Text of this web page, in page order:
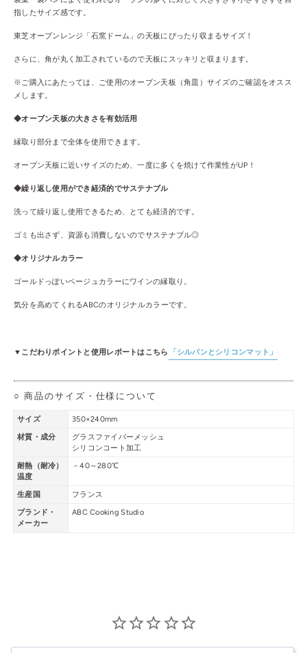
指したサイズ感です。
東芝オーブンレンジ「石窯ドーム」の天板にぴったり収まるサイズ！
さらに、角が丸く加工されているので天板にスッキリと収まります。
※ご購入にあたっては、ご使用のオーブン天板（角皿）サイズのご確認をオスス
メします。
◆オーブン天板の大きさを有効活用
縁取り部分まで全体を使用できます。
オーブン天板に近いサイズのため、一度に多くを焼けて作業性がUP！
◆繰り返し使用ができ経済的でサステナブル
洗って繰り返し使用できるため、とても経済的です。
ゴミも出さず、資源も消費しないのでサステナブル◎
◆オリジナルカラー
ゴールドっぽいベージュカラーにワインの縁取り。
気分を高めてくれるABCのオリジナルカラーです。
▼こだわりポイントと使用レポートはこちら 「シルパンとシリコンマット」
○ 商品のサイズ・仕様について
サイズ
350×240mm
材質・成分
グラスファイバーメッシュ
シリコンコート加工
耐熱（耐冷）
温度
－40～280℃
生産国
フランス
ブランド・
メーカー
ABC Cooking Studio